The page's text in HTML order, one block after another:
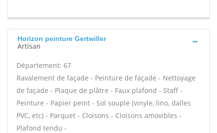
Horizon peinture Gertwiller
Artisan
Département: 67
Ravalement de façade - Peinture de façade - Nettoyage
de façade - Plaque de plâtre - Faux plafond - Staff -
Peinture - Papier peint - Sol souple (vinyle, lino, dalles
PVC, etc) - Parquet - Cloisons - Cloisons amovibles -
Plafond tendu -